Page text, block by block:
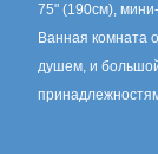
75" (190см),
Ванная комната
душем, и